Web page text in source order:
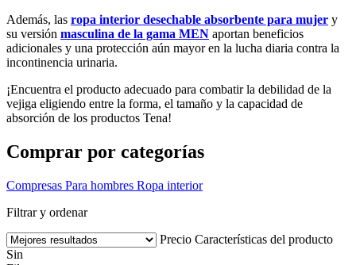
Además, las ropa interior desechable absorbente para mujer y
su versión masculina de la gama MEN aportan beneficios
adicionales y una protección aún mayor en la lucha diaria contra la
incontinencia urinaria.
¡Encuentra el producto adecuado para combatir la debilidad de la
vejiga eligiendo entre la forma, el tamaño y la capacidad de
absorción de los productos Tena!
Comprar por categorías
Compresas Para hombres Ropa interior
Filtrar y ordenar
Precio Características del producto
Sin